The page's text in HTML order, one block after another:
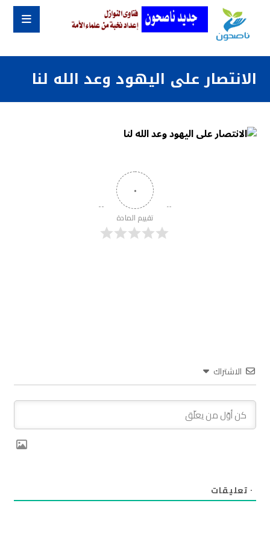
الانتصار على اليهود وعد الله لنا
٠
تقييم المادة
الاشتراك
٠ تعليقات